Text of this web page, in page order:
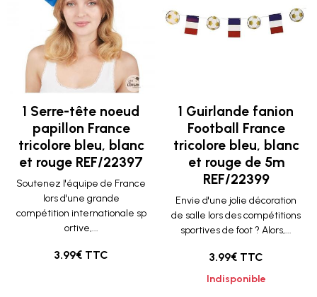
1 Serre-tête noeud
papillon France
tricolore bleu, blanc
et rouge REF/22397
Soutenez l'équipe de France
lors d'une grande
compétition internationale sp
ortive,...
3.99€ TTC
1 Guirlande fanion
Football France
tricolore bleu, blanc
et rouge de 5m
REF/22399
Envie d'une jolie décoration
de salle lors des compétitions
sportives de foot ? Alors,...
3.99€ TTC
Indisponible